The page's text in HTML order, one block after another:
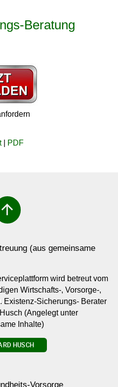
Beratung
| PDF
arrow_upward
(aus gemeinsame
wird betreut vom
Wirtschafts-, Vorsorge-,
Existenz-Sicherungs- Berater
(Angelegt unter
Inhalte)
HUSCH
Vorsorge